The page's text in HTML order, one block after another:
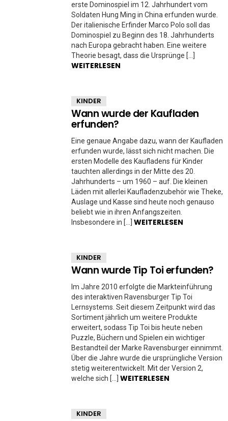
erste Dominospiel im 12. Jahrhundert vom
Soldaten Hung Ming in China erfunden wurde.
Der italienische Erfinder Marco Polo soll das
Dominospiel zu Beginn des 18. Jahrhunderts
nach Europa gebracht haben. Eine weitere
Theorie besagt, dass die Ursprünge […]
WEITERLESEN
KINDER
Wann wurde der Kaufladen
erfunden?
Eine genaue Angabe dazu, wann der Kaufladen
erfunden wurde, lässt sich nicht machen. Die
ersten Modelle des Kaufladens für Kinder
tauchten allerdings in der Mitte des 20.
Jahrhunderts – um 1960 – auf. Die kleinen
Läden mit allerlei Kaufladenzubehör wie Theke,
Auslage und Kasse sind heute noch genauso
beliebt wie in ihren Anfangszeiten.
Insbesondere in […] WEITERLESEN
KINDER
Wann wurde Tip Toi erfunden?
Im Jahre 2010 erfolgte die Markteinführung
des interaktiven Ravensburger Tip Toi
Lernsystems. Seit diesem Zeitpunkt wird das
Sortiment jährlich um weitere Produkte
erweitert, sodass Tip Toi bis heute neben
Puzzle, Büchern und Spielen ein wichtiger
Bestandteil der Marke Ravensburger einnimmt.
Über die Jahre wurde die ursprüngliche Version
stetig weiterentwickelt. Mit der Version 2,
welche sich […] WEITERLESEN
KINDER